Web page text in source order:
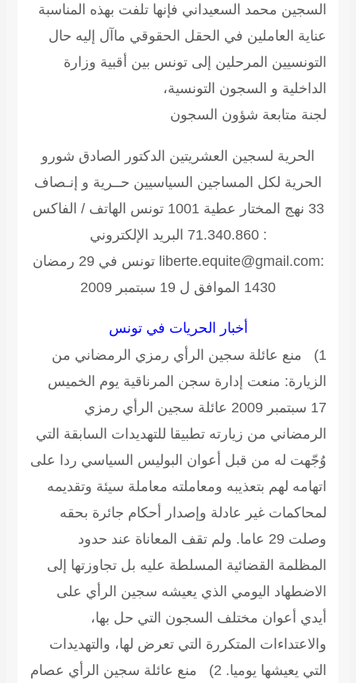
السجين محمد السعيداني فإنها تلفت بهذه المناسبة
عناية العاملين في الحقل الحقوقي ماآل إليه حال
التونسيين المرحلين إلى تونس بين أقبية وزارة
الداخلية و السجون التونسية،
لجنة متابعة شؤون السجون
الحرية لسجين العشريتين الدكتور الصادق شورو
الحرية لكل المساجين السياسيين حــرية و إنـصاف
33 نهج المختار عطية 1001 تونس الهاتف / الفاكس
: 71.340.860 البريد الإلكتروني
:liberte.equite@gmail.com تونس في 29 رمضان
1430 الموافق ل 19 سبتمبر 2009
أخبار الحريات في تونس
1) منع عائلة سجين الرأي رمزي الرمضاني من
الزيارة: منعت إدارة سجن المرناقية يوم الخميس
17 سبتمبر 2009 عائلة سجين الرأي رمزي
الرمضاني من زيارته تطبيقا للتهديدات السابقة التي
وُجّهت له من قبل أعوان البوليس السياسي ردا على
اتهامه لهم بتعذيبه ومعاملته معاملة سيئة وتقديمه
لمحاكمات غير عادلة وإصدار أحكام جائرة بحقه
وصلت 29 عاما. ولم تقف المعاناة عند حدود
المظلمة القضائية المسلطة عليه بل تجاوزتها إلى
الاضطهاد اليومي الذي يعيشه سجين الرأي على
أيدي أعوان مختلف السجون التي حل بها،
والاعتداءات المتكررة التي تعرض لها، والتهديدات
التي يعيشها يوميا.
2) منع عائلة سجين الرأي عصام